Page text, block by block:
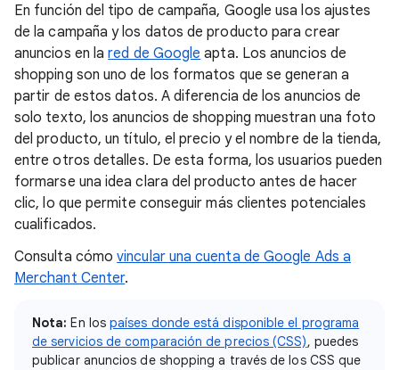
En función del tipo de campaña, Google usa los ajustes
de la campaña y los datos de producto para crear
anuncios en lared de Google apta. Los anuncios de
shopping son uno de los formatos que se generan a
partir de estos datos. A diferencia de los anuncios de
solo texto, los anuncios de shopping muestran una foto
del producto, un título, el precio y el nombre de la tienda,
entre otros detalles. De esta forma, los usuarios pueden
formarse una idea clara del producto antes de hacer
clic, lo que permite conseguir más clientes potenciales
cualificados.
Consulta cómovincular una cuenta de Google Ads a
Merchant Center.
Nota: En lospaíses donde está disponible el programa
de servicios de comparación de precios (CSS), puedes
publicar anuncios de shopping a través de los CSS que